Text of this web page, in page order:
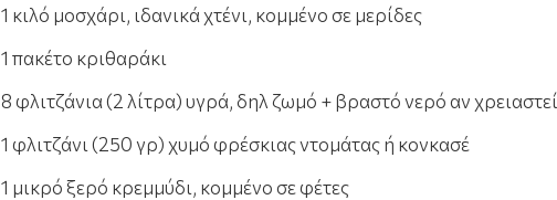
1 κιλό μοσχάρι, ιδανικά χτένι, κομμένο σε μερίδες
1 πακέτο κριθαράκι
8 φλιτζάνια (2 λίτρα) υγρά, δηλ ζωμό + βραστό νερό αν χρειαστεί
1 φλιτζάνι (250 γρ) χυμό φρέσκιας ντομάτας ή κονκασέ
1 μικρό ξερό κρεμμύδι, κομμένο σε φέτες